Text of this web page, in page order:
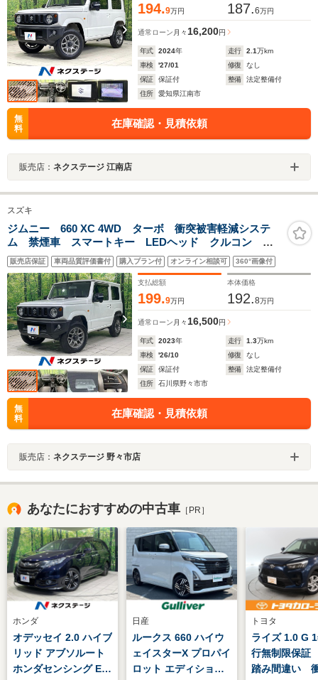
194.9万円 187.6万円
通常ローン 月々 16,200円
年式 2024年 走行 2.1万km
車検
'27/01 修復
なし
保証
保証付 整備
法定整備付
住所
愛知県江南市
無
料
在庫確認・見積依頼
販売店： ネクステージ 江南店
スズキ
ジムニー 660 XC 4WD ターボ 衝突被害軽減システ
ム 禁煙車 スマートキー LEDヘッド クルコン 純
正16インチアルミ オートハイビーム 車線逸脱警報
オートライト オートエアコン
販売店保証 車両品質評価書付 購入プラン付 オンライン相談可 360°画像付
支払総額
199.9万円
本体価格
192.8万円
通常ローン 月々 16,500円
年式 2023年 走行 1.3万km
車検
'26/10 修復
なし
保証
保証付 整備
法定整備付
住所
石川県野々市市
無
料
在庫確認・見積依頼
販売店： ネクステージ 野々市店
あなたにおすすめの中古車 ［PR］
ホンダ
オデッセイ 2.0 ハイブ
リッド アブソルート
ホンダセンシング EX
日産
ルークス 660 ハイウ
ェイスターX プロパイ
ロット エディション
トヨタ
ライズ 1.0 G
行無制限保証
踏み間違い